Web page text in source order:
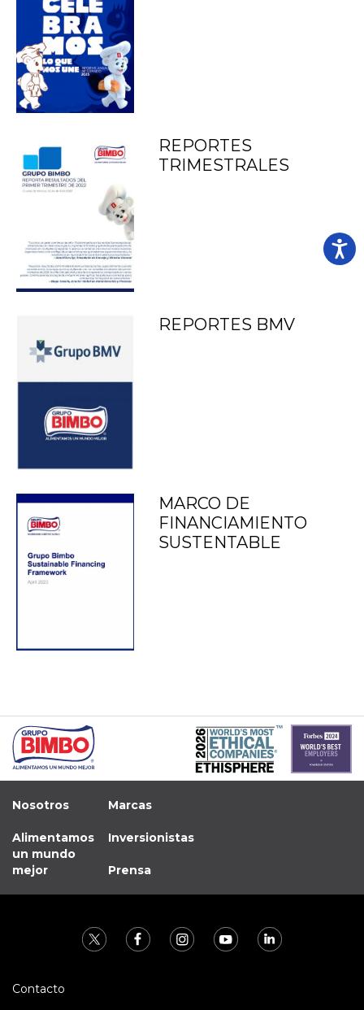
REPORTES
TRIMESTRALES
REPORTES BMV
MARCO DE
FINANCIAMIENTO
SUSTENTABLE
Nosotros
Alimentamos
un mundo
mejor
Marcas
Inversionistas
Prensa
Contacto